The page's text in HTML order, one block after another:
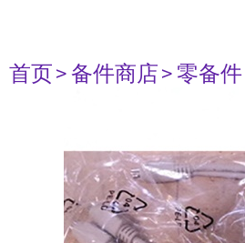
首页> 备件商店> 零备件